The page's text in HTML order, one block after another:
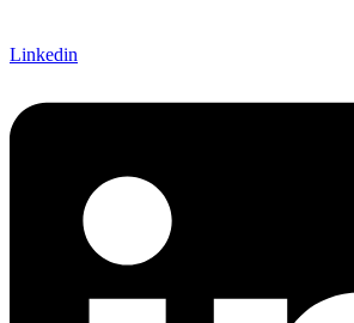
Linkedin